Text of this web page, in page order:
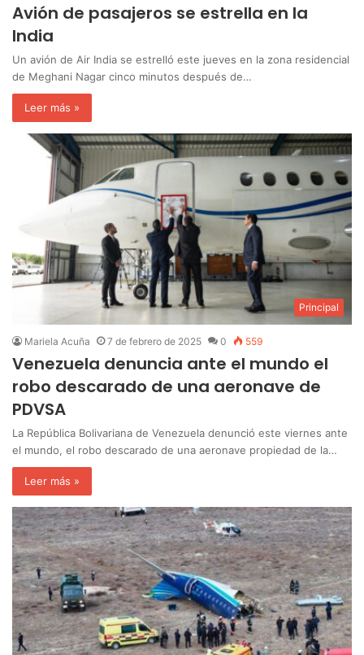
Avión de pasajeros se estrella en la
India
Un avión de Air India se estrelló este jueves en la zona residencial
de Meghani Nagar cinco minutos después de…
Leer más »
Principal
Mariela Acuña 7 de febrero de 2025 0 559
Venezuela denuncia ante el mundo el
robo descarado de una aeronave de
PDVSA
La República Bolivariana de Venezuela denunció este viernes ante
el mundo, el robo descarado de una aeronave propiedad de la…
Leer más »